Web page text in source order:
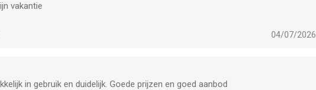
vakantie
aanbiedingen en reclame te krijgen. Ik ben geen optie gekomen om deze
kan wel is deze optie uitzetten, maar dan krijg ik ook geen belangrijke
niet overeen met de reisdocumenten.
04/07/2026
in gebruik en duidelijk. Goede prijzen en goed aanbod